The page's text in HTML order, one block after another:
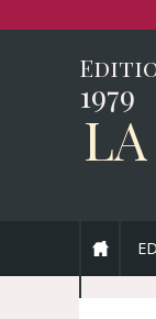
1979